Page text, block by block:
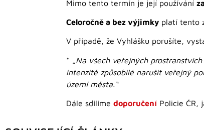
Mimo tento termín je její používání
Celoročně a bez výjimky platí tento
V případě, že Vyhlášku porušíte,
* „Na všech veřejných
intenzitě způsobilé narušit veřejný
území města.“
Dále sdílíme doporučení Policie ČR,